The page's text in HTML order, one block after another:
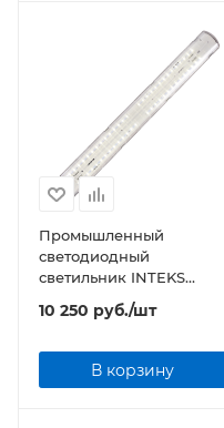
Промышленный
светодиодный
светильник INTEKS
PromA-36 36Вт 3750Лм
4000/5000К IP65 с
питания
10 250 руб./шт
В корзину